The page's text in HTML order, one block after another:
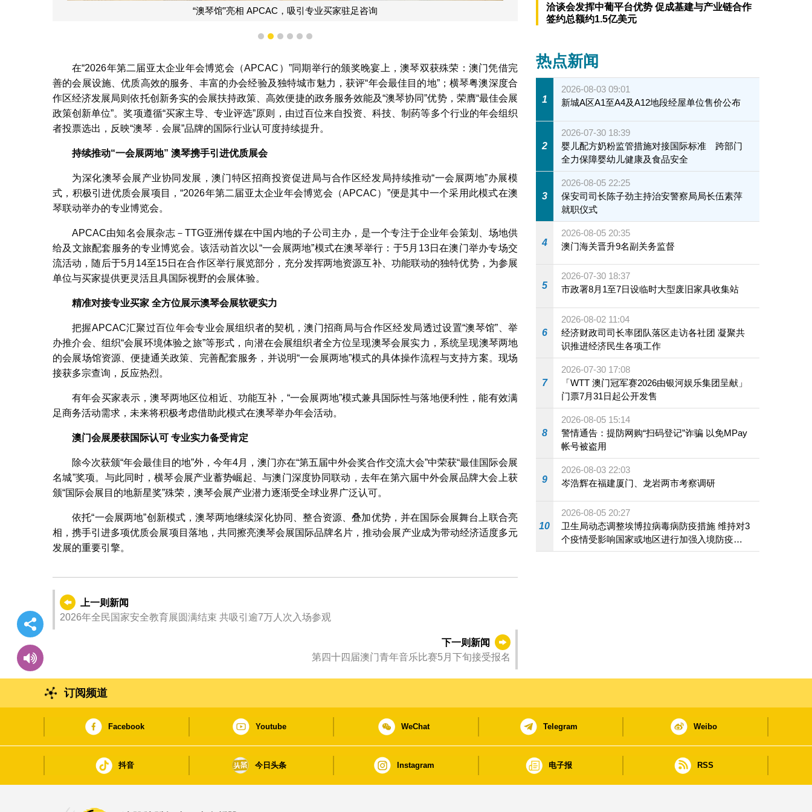
“澳琴馆”亮相 APCAC，吸引专业买家驻足咨询
1 2 3 4 5 6
在“2026年第二届亚太企业年会博览会（APCAC）”同期举行的颁奖晚宴上，澳琴双获殊荣：澳门凭借完
善的会展设施、优质高效的服务、丰富的办会经验及独特城市魅力，获评“年会最佳目的地”；横琴粤澳深度合
作区经济发展局则依托创新务实的会展扶持政策、高效便捷的政务服务效能及“澳琴协同”优势，荣膺“最佳会展
政策创新单位”。奖项遵循“买家主导、专业评选”原则，由过百位来自投资、科技、制药等多个行业的年会组织
者投票选出，反映“澳琴．会展”品牌的国际行业认可度持续提升。
持续推动“一会展两地” 澳琴携手引进优质展会
为深化澳琴会展产业协同发展，澳门特区招商投资促进局与合作区经发局持续推动“一会展两地”办展模
式，积极引进优质会展项目，“2026年第二届亚太企业年会博览会（APCAC）”便是其中一个采用此模式在澳
琴联动举办的专业博览会。
APCAC由知名会展杂志－TTG亚洲传媒在中国内地的子公司主办，是一个专注于企业年会策划、场地供
给及文旅配套服务的专业博览会。该活动首次以“一会展两地”模式在澳琴举行：于5月13日在澳门举办专场交
流活动，随后于5月14至15日在合作区举行展览部分，充分发挥两地资源互补、功能联动的独特优势，为参展
单位与买家提供更灵活且具国际视野的会展体验。
精准对接专业买家 全方位展示澳琴会展软硬实力
把握APCAC汇聚过百位年会专业会展组织者的契机，澳门招商局与合作区经发局透过设置“澳琴馆”、举
办推介会、组织“会展环境体验之旅”等形式，向潜在会展组织者全方位呈现澳琴会展实力，系统呈现澳琴两地
的会展场馆资源、便捷通关政策、完善配套服务，并说明“一会展两地”模式的具体操作流程与支持方案。现场
接获多宗查询，反应热烈。
有年会买家表示，澳琴两地区位相近、功能互补，“一会展两地”模式兼具国际性与落地便利性，能有效满
足商务活动需求，未来将积极考虑借助此模式在澳琴举办年会活动。
澳门会展屡获国际认可 专业实力备受肯定
除今次获颁“年会最佳目的地”外，今年4月，澳门亦在“第五届中外会奖合作交流大会”中荣获“最佳国际会展
名城”奖项。与此同时，横琴会展产业蓄势崛起、与澳门深度协同联动，去年在第六届中外会展品牌大会上获
颁“国际会展目的地新星奖”殊荣，澳琴会展产业潜力逐渐受全球业界广泛认可。
依托“一会展两地”创新模式，澳琴两地继续深化协同、整合资源、叠加优势，并在国际会展舞台上联合亮
相，携手引进多项优质会展项目落地，共同擦亮澳琴会展国际品牌名片，推动会展产业成为带动经济适度多元
发展的重要引擎。
上一则新闻
2026年全民国家安全教育展圆满结束 共吸引逾7万人次入场参观
下一则新闻
第四十四届澳门青年音乐比赛5月下旬接受报名
洽谈会发挥中葡平台优势 促成基建与产业链合作
签约总额约1.5亿美元
热点新闻
1
2026-08-03 09:01
新城A区A1至A4及A12地段经屋单位售价公布
2
2026-07-30 18:39
婴儿配方奶粉监管措施对接国际标准 跨部门
全力保障婴幼儿健康及食品安全
3
2026-08-05 22:25
保安司司长陈子劲主持治安警察局局长伍素萍
就职仪式
4
2026-08-05 20:35
澳门海关晋升9名副关务监督
5
2026-07-30 18:37
市政署8月1至7日设临时大型废旧家具收集站
6
2026-08-02 11:04
经济财政司司长率团队落区走访各社团 凝聚共
识推进经济民生各项工作
7
2026-07-30 17:08
「WTT 澳门冠军赛2026由银河娱乐集团呈献」
门票7月31日起公开发售
8
2026-08-05 15:14
警情通告：提防网购“扫码登记”诈骗 以免MPay
帐号被盗用
9
2026-08-03 22:03
岑浩辉在福建厦门、龙岩两市考察调研
10
2026-08-05 20:27
卫生局动态调整埃博拉病毒病防疫措施 维持对3
个疫情受影响国家或地区进行加强入境防疫措
施
订阅频道
Facebook Youtube WeChat Telegram Weibo
抖音 今日头条 Instagram 电子报 RSS